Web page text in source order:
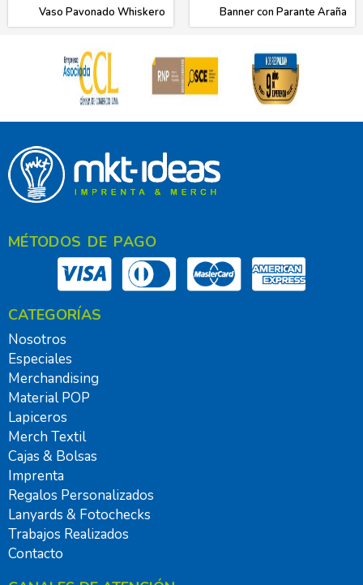
Vaso Pavonado Whiskero Banner con Parante Araña
MÉTODOS DE PAGO
CATEGORÍAS
Nosotros
Especiales
Merchandising
Material POP
Lapiceros
Merch Textil
Cajas & Bolsas
Imprenta
Regalos Personalizados
Lanyards & Fotochecks
Trabajos Realizados
Contacto